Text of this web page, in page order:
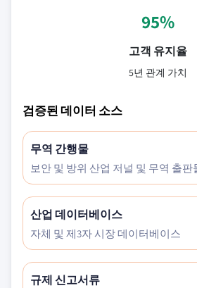
95%
고객 유지율
5년 관계 가치
검증된 데이터 소스
무역 간행물
보안 및 방위 산업 저널 및 무역 출판
산업 데이터베이스
자체 및 제3자 시장 데이터베이스
규제 신고서류